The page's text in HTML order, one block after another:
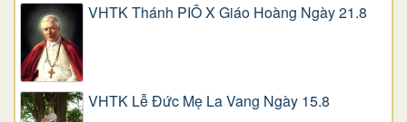
VHTK Thánh PIÔ X Giáo Hoàng Ngày 21.8
VHTK Lễ Đức Mẹ La Vang Ngày 15.8